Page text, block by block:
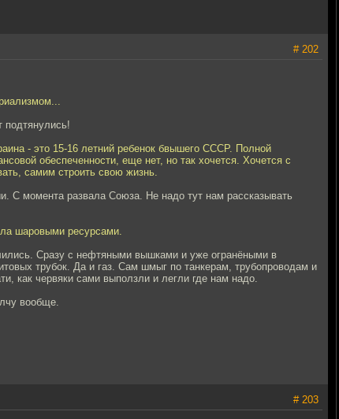
# 202
подтянулись!
- это 15-16 летний ребенок бвышего СССР. Полной
обеспеченности, еще нет, но так хочется. Хочется с
самим строить свою жизнь.
С момента развала Союза. Не надо тут нам рассказывать
шаровыми ресурсами.
Сразу с нефтяными вышками и уже огранёными в
трубок. Да и газ. Сам шмыг по танкерам, трубопроводам и
как червяки сами выползли и легли где нам надо.
вообще.
# 203